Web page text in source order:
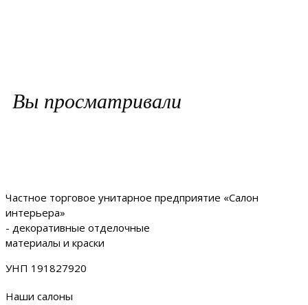
Вы просматривали
Частное торговое унитарное предприятие «Салон
интерьера»
- декоративные отделочные
материалы и краски
УНП 191827920
Наши салоны